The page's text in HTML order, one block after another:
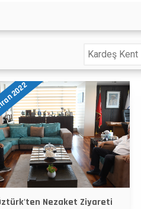
2022
Nezaket Ziyareti